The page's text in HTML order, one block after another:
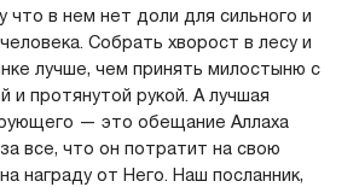
что в нем нет доли для сильного и
Собрать хворост в лесу и
лучше, чем принять милостыню с
и протянутой рукой. А лучшая
— это обещание Аллаха
все, что он потратит на свою
награду от Него. Наш посланник,